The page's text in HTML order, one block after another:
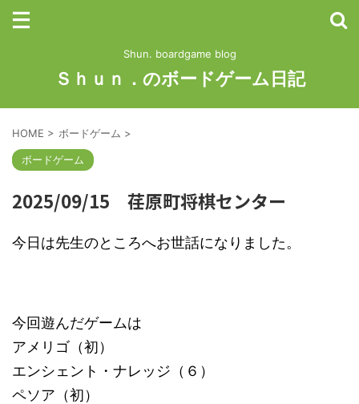
Shun. boardgame blog
Ｓｈｕｎ．のボードゲーム日記
HOME > ボードゲーム >
ボードゲーム
2025/09/15 荏原町将棋センター
今日は先生のところへお世話になりました。
今回遊んだゲームは
アメリゴ（初）
エンシェント・ナレッジ（６）
ペソア（初）